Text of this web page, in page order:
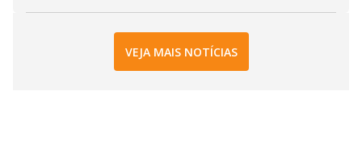
VEJA MAIS NOTÍCIAS